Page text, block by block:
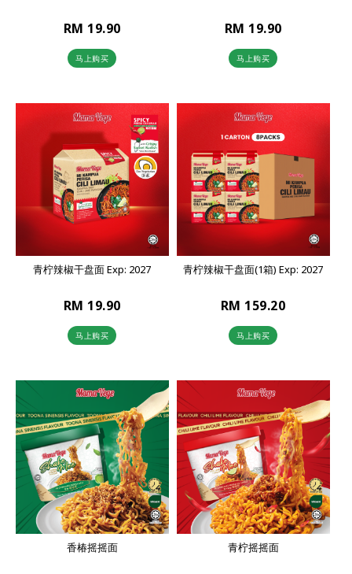
RM 19.90
马上购买
RM 19.90
马上购买
青柠辣椒干盘面 Exp: 2027
RM 19.90
马上购买
青柠辣椒干盘面(1箱) Exp: 2027
RM 159.20
马上购买
香椿摇摇面 青柠摇摇面